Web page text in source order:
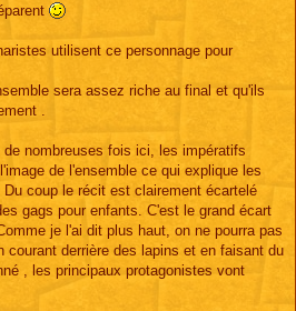
utilisent ce personnage pour
sera assez riche au final et qu'ils
.
nombreuses fois ici, les impératifs
de l'ensemble ce qui explique les
coup le récit est clairement écartelé
gags pour enfants. C'est le grand écart
je l'ai dit plus haut, on ne pourra pas
courant derrière des lapins et en faisant du
, les principaux protagonistes vont